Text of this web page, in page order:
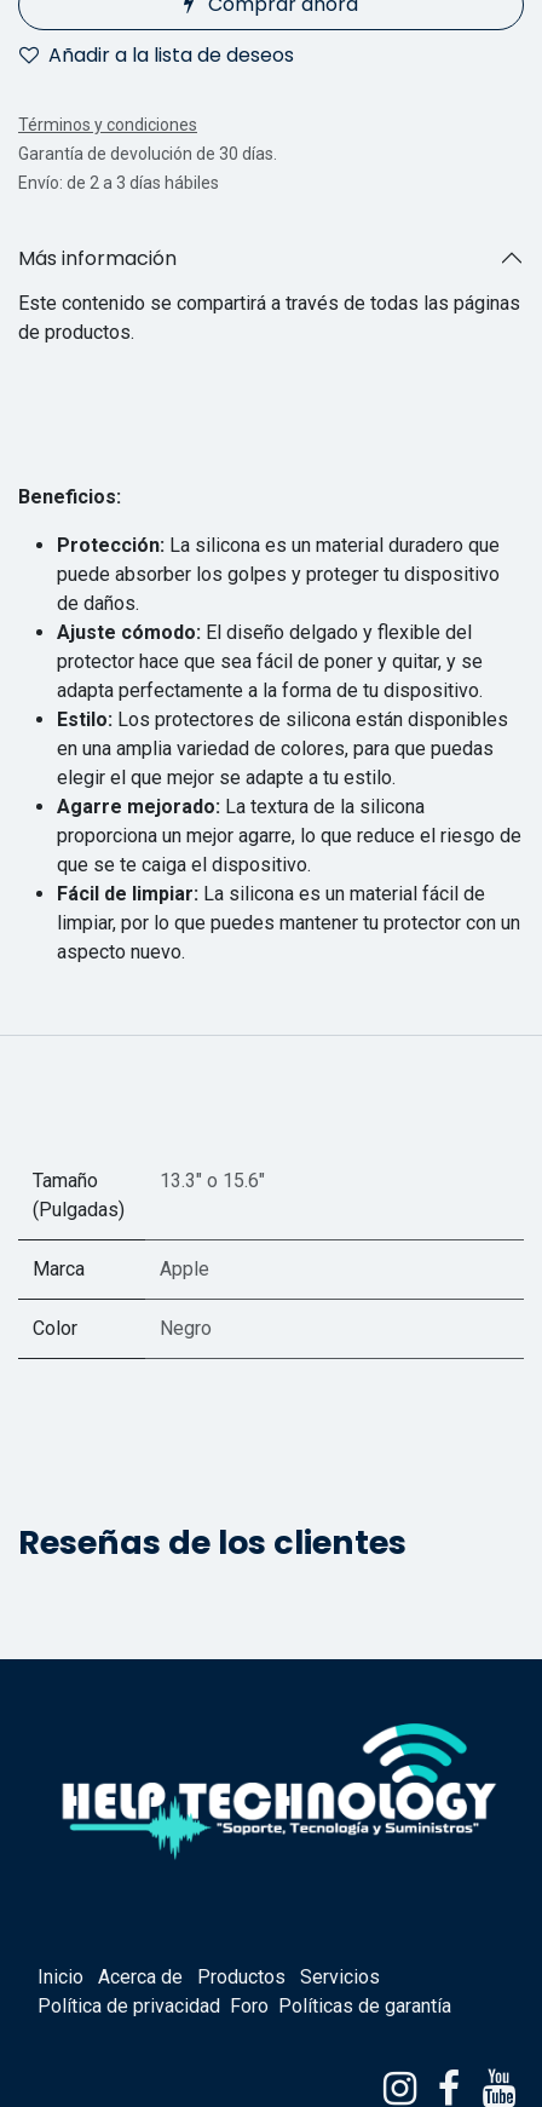
Añadir a la lista de deseos
Términos y condiciones
Garantía de devolución de 30 días.
Envío: de 2 a 3 días hábiles
Más información
Este contenido se compartirá a través de todas las páginas
de productos.
Beneficios:
Protección: La silicona es un material duradero que
puede absorber los golpes y proteger tu dispositivo
de daños.
Ajuste cómodo: El diseño delgado y flexible del
protector hace que sea fácil de poner y quitar, y se
adapta perfectamente a la forma de tu dispositivo.
Estilo: Los protectores de silicona están disponibles
en una amplia variedad de colores, para que puedas
elegir el que mejor se adapte a tu estilo.
Agarre mejorado: La textura de la silicona
proporciona un mejor agarre, lo que reduce el riesgo de
que se te caiga el dispositivo.
Fácil de limpiar: La silicona es un material fácil de
limpiar, por lo que puedes mantener tu protector con un
aspecto nuevo.
Tamaño
(Pulgadas)
13.3" o 15.6"
Marca Apple
Color Negro
Reseñas de los clientes
Inicio Acerca de Productos
Servicios
Política de privacidad
Foro Políticas de garantía